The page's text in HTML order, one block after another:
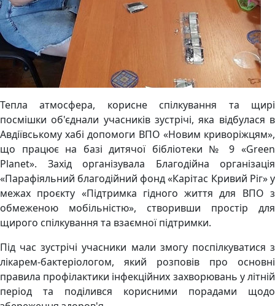
Тепла атмосфера, корисне спілкування та щирі
посмішки об'єднали учасників зустрічі, яка відбулася в
Авдіївському хабі допомоги ВПО «Новим криворіжцям»,
що працює на базі дитячої бібліотеки № 9 «Green
Planet». Захід організувала Благодійна організація
«Парафіяльний благодійний фонд «Карітас Кривий Ріг» у
межах проєкту «Підтримка гідного життя для ВПО з
обмеженою мобільністю», створивши простір для
щирого спілкування та взаємної підтримки.
Під час зустрічі учасники мали змогу поспілкуватися з
лікарем-бактеріологом, який розповів про основні
правила профілактики інфекційних захворювань у літній
період та поділився корисними порадами щодо